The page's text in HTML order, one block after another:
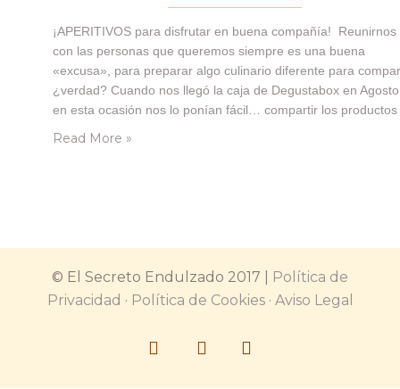
¡APERITIVOS para disfrutar en buena compañía! Reunirnos
con las personas que queremos siempre es una buena
«excusa», para preparar algo culinario diferente para
¿verdad? Cuando nos llegó la caja de Degustabox en
en esta ocasión nos lo ponían fácil… compartir los productos
Read More »
© El Secreto Endulzado 2017 |
Política de
Privacidad · Política de Cookies· Aviso Legal